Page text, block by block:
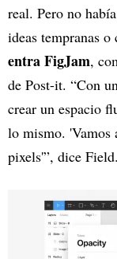
real. Pero no
ideas tempranas
entra FigJam,
de Post-it. “Con
crear un espacio
lo mismo. 'Vamos
pixels'”, dice Field.